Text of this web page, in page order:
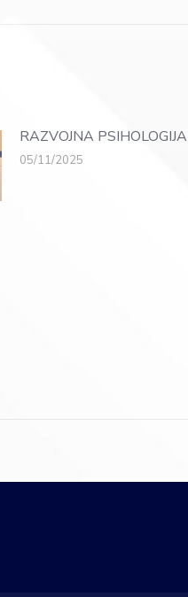
RAZVOJNA PSIHOLOGIJA
05/11/2025